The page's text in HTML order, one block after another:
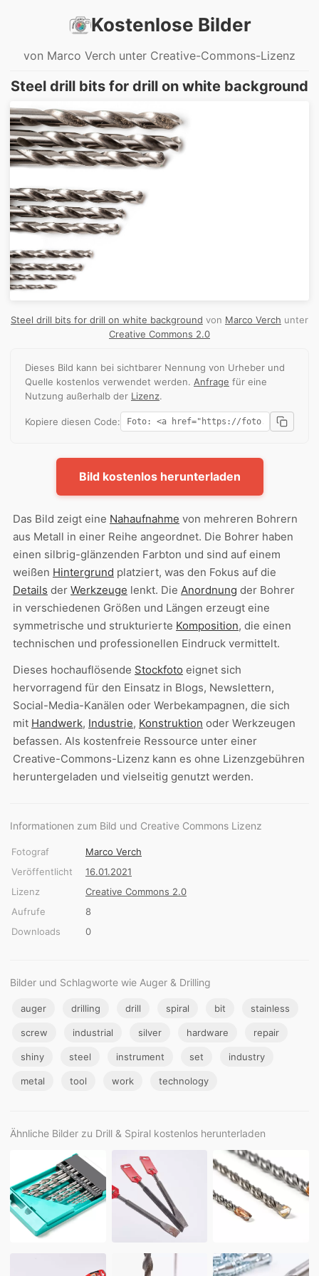
Kostenlose Bilder
von Marco Verch unter Creative-Commons-Lizenz
Steel drill bits for drill on white background
Steel drill bits for drill on white background von Marco Verch unter
Creative Commons 2.0
Dieses Bild kann bei sichtbarer Nennung von Urheber und
Quelle kostenlos verwendet werden. Anfrage für eine
Nutzung außerhalb der Lizenz.
Kopiere diesen Code:
Bild kostenlos herunterladen
Das Bild zeigt eine Nahaufnahme von mehreren Bohrern
aus Metall in einer Reihe angeordnet. Die Bohrer haben
einen silbrig-glänzenden Farbton und sind auf einem
weißen Hintergrund platziert, was den Fokus auf die
Details der Werkzeuge lenkt. Die Anordnung der Bohrer
in verschiedenen Größen und Längen erzeugt eine
symmetrische und strukturierte Komposition, die einen
technischen und professionellen Eindruck vermittelt.
Dieses hochauflösende Stockfoto eignet sich
hervorragend für den Einsatz in Blogs, Newslettern,
Social-Media-Kanälen oder Werbekampagnen, die sich
mit Handwerk, Industrie, Konstruktion oder Werkzeugen
befassen. Als kostenfreie Ressource unter einer
Creative-Commons-Lizenz kann es ohne Lizenzgebühren
heruntergeladen und vielseitig genutzt werden.
Informationen zum Bild und Creative Commons Lizenz
Fotograf
Marco Verch
Veröffentlicht
16.01.2021
Lizenz
Creative Commons 2.0
Aufrufe
8
Downloads
0
Bilder und Schlagworte wie Auger & Drilling
auger drilling drill spiral bit stainless
screw industrial silver hardware repair
shiny steel instrument set industry
metal tool work technology
Ähnliche Bilder zu Drill & Spiral kostenlos herunterladen